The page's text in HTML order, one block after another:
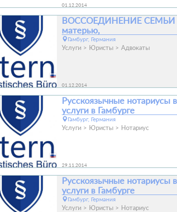
01.12.2014
ВОССОЕДИНЕНИЕ СЕМЬИ
матерью,
Гамбург, Германия
Услуги Юристы Адвокаты
01.12.2014
Русскоязычные нотариусы
услуги в Гамбурге
Гамбург, Германия
Услуги Юристы Нотариус
29.11.2014
Русскоязычные нотариусы
услуги в Гамбурге
Гамбург, Германия
Услуги Юристы Нотариус